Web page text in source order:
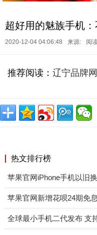
超好用的魅族手机
2020-12-04 04:06:48 来源: 阅
推荐阅读： 辽宁品牌网
热文排行榜
苹果官网iPhone手机以旧
苹果官网新增花呗24期免
全球最小手机二代发布 支